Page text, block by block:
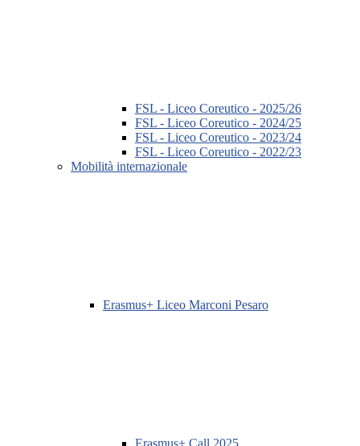
FSL - Liceo Coreutico - 2025/26
FSL - Liceo Coreutico - 2024/25
FSL - Liceo Coreutico - 2023/24
FSL - Liceo Coreutico - 2022/23
Mobilità internazionale
Erasmus+ Liceo Marconi Pesaro